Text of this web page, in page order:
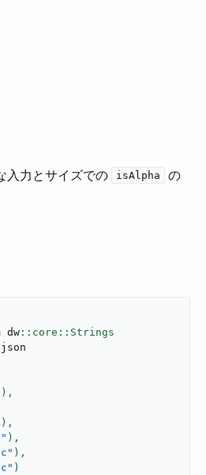
入力とサイズでの isAlpha
​ の
dw
),
),
),